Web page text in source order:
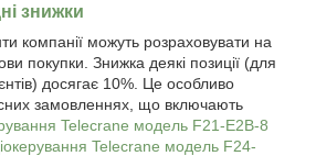
знижки
компанії можуть розраховувати на
покупки. Знижка деякі позиції (для
досягає 10%. Це особливо
замовленнях, що включають
Telecrane модель F21-E2B-8
Telecrane модель F24-